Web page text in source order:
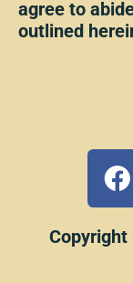
agree to
outlined
F
a
c
e